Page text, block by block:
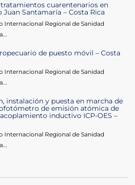
cuarentenarios en
Juan Santamaría – Costa Rica
Internacional Regional de Sanidad
de puesto móvil – Costa
Internacional Regional de Sanidad
instalación y puesta en marcha de
de emisión atómica de
inductivo ICP-OES –
Internacional Regional de Sanidad